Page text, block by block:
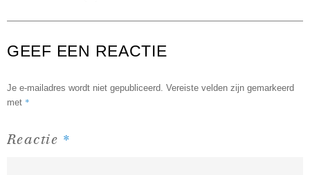
GEEF EEN REACTIE
Je e-mailadres wordt niet gepubliceerd. Vereiste velden zijn gemarkeerd
met *
Reactie *